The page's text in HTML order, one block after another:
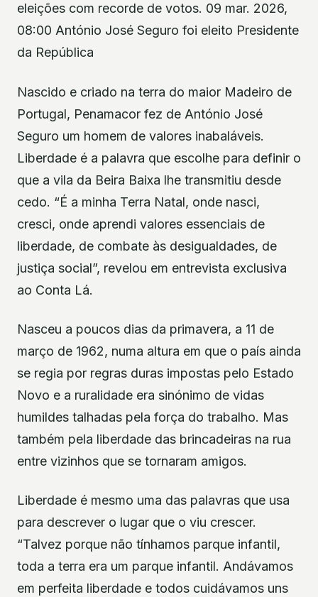
eleições com recorde de votos. 09 mar. 2026,
08:00 António José Seguro foi eleito Presidente
da República
Nascido e criado na terra do maior Madeiro de
Portugal, Penamacor fez de António José
Seguro um homem de valores inabaláveis.
Liberdade é a palavra que escolhe para definir o
que a vila da Beira Baixa lhe transmitiu desde
cedo. “É a minha Terra Natal, onde nasci,
cresci, onde aprendi valores essenciais de
liberdade, de combate às desigualdades, de
justiça social”, revelou em entrevista exclusiva
ao Conta Lá.
Nasceu a poucos dias da primavera, a 11 de
março de 1962, numa altura em que o país ainda
se regia por regras duras impostas pelo Estado
Novo e a ruralidade era sinónimo de vidas
humildes talhadas pela força do trabalho. Mas
também pela liberdade das brincadeiras na rua
entre vizinhos que se tornaram amigos.
Liberdade é mesmo uma das palavras que usa
para descrever o lugar que o viu crescer.
“Talvez porque não tínhamos parque infantil,
toda a terra era um parque infantil. Andávamos
em perfeita liberdade e todos cuidávamos uns